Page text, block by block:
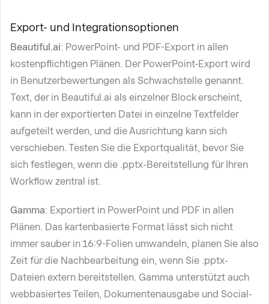
Export- und Integrationsoptionen
Beautiful.ai: PowerPoint- und PDF-Export in allen
kostenpflichtigen Plänen. Der PowerPoint-Export wird
in Benutzerbewertungen als Schwachstelle genannt.
Text, der in Beautiful.ai als einzelner Block erscheint,
kann in der exportierten Datei in einzelne Textfelder
aufgeteilt werden, und die Ausrichtung kann sich
verschieben. Testen Sie die Exportqualität, bevor Sie
sich festlegen, wenn die .pptx-Bereitstellung für Ihren
Workflow zentral ist.
Gamma: Exportiert in PowerPoint und PDF in allen
Plänen. Das kartenbasierte Format lässt sich nicht
immer sauber in 16:9-Folien umwandeln, planen Sie also
Zeit für die Nachbearbeitung ein, wenn Sie .pptx-
Dateien extern bereitstellen. Gamma unterstützt auch
webbasiertes Teilen, Dokumentenausgabe und Social-